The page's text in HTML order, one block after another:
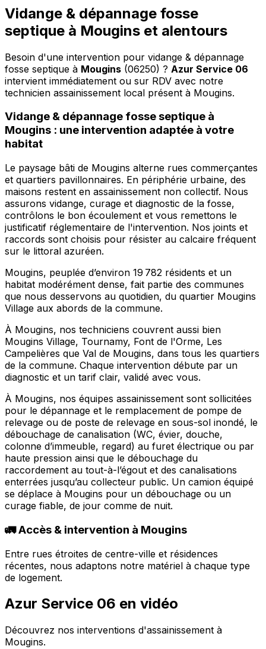
Vidange & dépannage fosse
septique à Mougins et alentours
Besoin d'une intervention pour vidange & dépannage
fosse septique à Mougins (06250) ? Azur Service 06
intervient immédiatement ou sur RDV avec notre
technicien assainissement local présent à Mougins.
Vidange & dépannage fosse septique à
Mougins : une intervention adaptée à votre
habitat
Le paysage bâti de Mougins alterne rues commerçantes
et quartiers pavillonnaires. En périphérie urbaine, des
maisons restent en assainissement non collectif. Nous
assurons vidange, curage et diagnostic de la fosse,
contrôlons le bon écoulement et vous remettons le
justificatif réglementaire de l'intervention. Nos joints et
raccords sont choisis pour résister au calcaire fréquent
sur le littoral azuréen.
Mougins, peuplée d’environ 19 782 résidents et un
habitat modérément dense, fait partie des communes
que nous desservons au quotidien, du quartier Mougins
Village aux abords de la commune.
À Mougins, nos techniciens couvrent aussi bien
Mougins Village, Tournamy, Font de l'Orme, Les
Campelières que Val de Mougins, dans tous les quartiers
de la commune. Chaque intervention débute par un
diagnostic et un tarif clair, validé avec vous.
À Mougins, nos équipes assainissement sont sollicitées
pour le dépannage et le remplacement de pompe de
relevage ou de poste de relevage en sous-sol inondé, le
débouchage de canalisation (WC, évier, douche,
colonne d’immeuble, regard) au furet électrique ou par
haute pression ainsi que le débouchage du
raccordement au tout-à-l’égout et des canalisations
enterrées jusqu’au collecteur public. Un camion équipé
se déplace à Mougins pour un débouchage ou un
curage fiable, de jour comme de nuit.
🚛 Accès & intervention à Mougins
Entre rues étroites de centre-ville et résidences
récentes, nous adaptons notre matériel à chaque type
de logement.
Azur Service 06 en vidéo
Découvrez nos interventions d'assainissement à
Mougins.